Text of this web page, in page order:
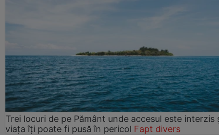
Trei locuri de pe Pământ unde accesul este interzis
viața îți poate fi pusă în pericol Fapt divers